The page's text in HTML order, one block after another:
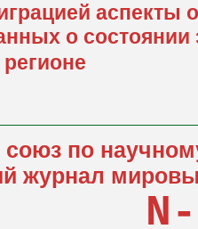
аспекты
о
по
журнал